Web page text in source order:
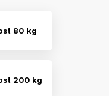
80 kg
200 kg